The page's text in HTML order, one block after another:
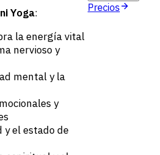
Yoga:
la energía vital
nervioso y
mental y la
y
y el estado de
Precios